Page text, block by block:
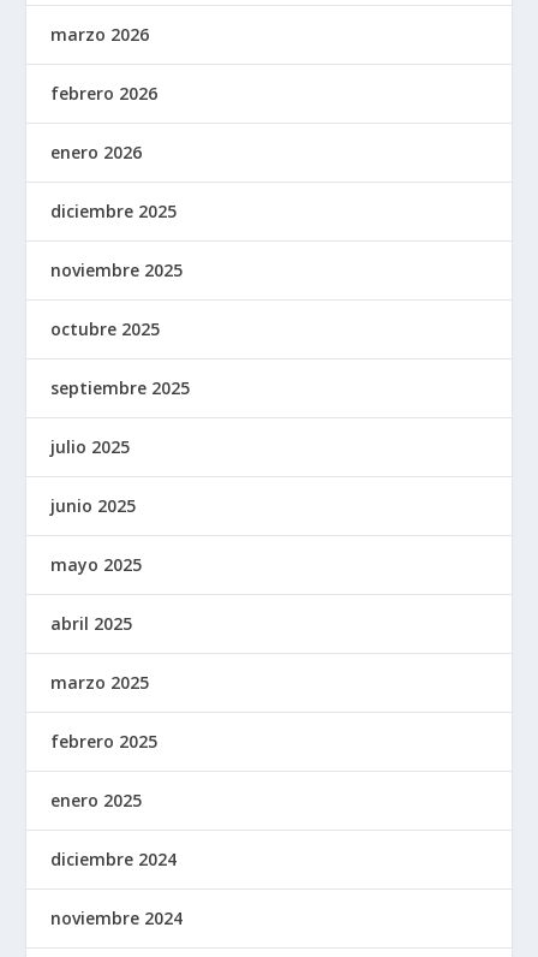
marzo 2026
febrero 2026
enero 2026
diciembre 2025
noviembre 2025
octubre 2025
septiembre 2025
julio 2025
junio 2025
mayo 2025
abril 2025
marzo 2025
febrero 2025
enero 2025
diciembre 2024
noviembre 2024